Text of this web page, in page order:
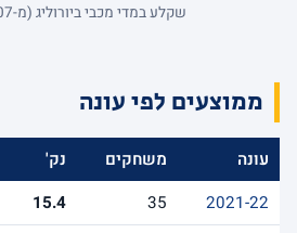
ממוצעים לפי עונה
עונה משחקים נק'
2021-22
35
15.4